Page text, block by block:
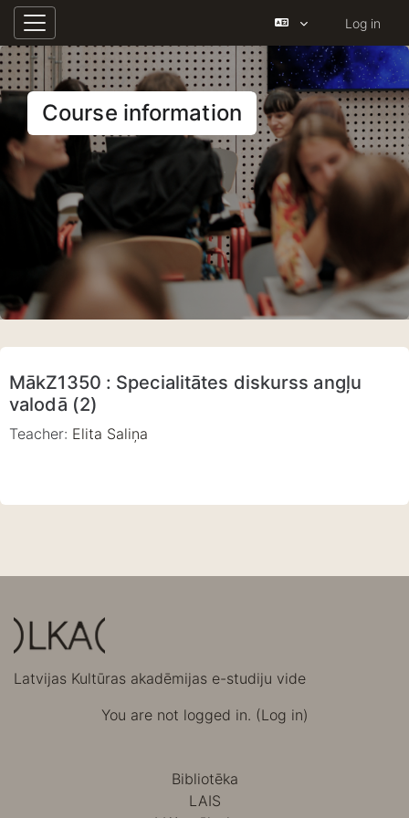
Skip to main content
Side panel
Log in
Course information
MākZ1350 : Specialitātes diskurss angļu
valodā (2)
Teacher: Elita Saliņa
Latvijas Kultūras akadēmijas e-studiju vide
You are not logged in. (Log in)
Bibliotēka
LAIS